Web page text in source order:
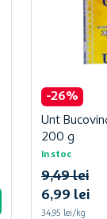
-26%
Unt
200 g
In stoc
6,99 lei
9,49 lei
34,95 lei/kg